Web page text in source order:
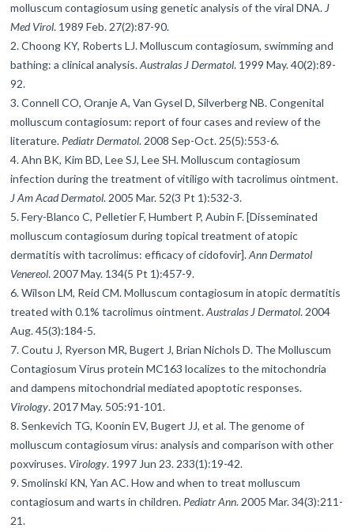
molluscum contagiosum using genetic analysis of the viral DNA. J
Med Virol. 1989 Feb. 27(2):87-90.
Choong KY, Roberts LJ. Molluscum contagiosum, swimming and
bathing: a clinical analysis.Australas J Dermatol. 1999 May. 40(2):89-
92.
Connell CO, Oranje A, Van Gysel D, Silverberg NB. Congenital
molluscum contagiosum: report of four cases and review of the
literature. Pediatr Dermatol. 2008 Sep-Oct. 25(5):553-6.
Ahn BK, Kim BD, Lee SJ, Lee SH. Molluscum contagiosum
infection during the treatment of vitiligo with tacrolimus ointment.
J Am Acad Dermatol. 2005 Mar. 52(3 Pt 1):532-3.
Fery-Blanco C, Pelletier F, Humbert P, Aubin F. [Disseminated
molluscum contagiosum during topical treatment of atopic
dermatitis with tacrolimus: efficacy of cidofovir].Ann Dermatol
Venereol. 2007 May. 134(5 Pt 1):457-9.
Wilson LM, Reid CM. Molluscum contagiosum in atopic dermatitis
treated with 0.1% tacrolimus ointment.Australas J Dermatol. 2004
Aug. 45(3):184-5.
Coutu J, Ryerson MR, Bugert J, Brian Nichols D. The Molluscum
Contagiosum Virus protein MC163 localizes to the mitochondria
and dampens mitochondrial mediated apoptotic responses.
Virology. 2017 May. 505:91-101.
Senkevich TG, Koonin EV, Bugert JJ, et al. The genome of
molluscum contagiosum virus: analysis and comparison with other
poxviruses. Virology. 1997 Jun 23. 233(1):19-42.
Smolinski KN, Yan AC. How and when to treat molluscum
contagiosum and warts in children. Pediatr Ann. 2005 Mar. 34(3):211-
21.